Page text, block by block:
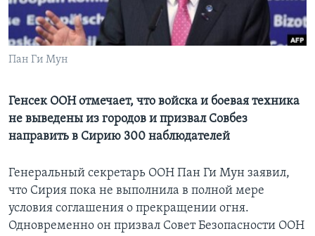
Learning English
СОЦИАЛЬНЫЕ СЕТИ
Языки
Пан Ги Мун
Генсек ООН отмечает, что войска и боевая техника
не выведены из городов и призвал Совбез
направить в Сирию 300 наблюдателей
Генеральный секретарь ООН Пан Ги Мун заявил,
что Сирия пока не выполнила в полной мере
условия соглашения о прекращении огня.
Одновременно он призвал Совет Безопасности ООН